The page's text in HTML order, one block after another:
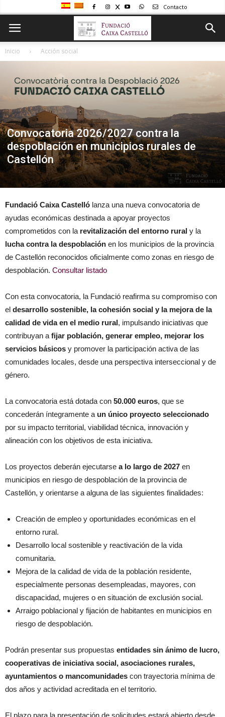
Contacto
Inicio Acción social
Convocatoria 2026/2027 contra la
despoblación en municipios rurales de
Castellón
Fundació Caixa Castelló lanza una nueva convocatoria de
ayudas económicas destinada a apoyar proyectos
comprometidos con la revitalización del entorno rural y la
lucha contra la despoblación en los municipios de la provincia
de Castellón reconocidos oficialmente como zonas en riesgo de
despoblación. Consultar listado
Con esta convocatoria, la Fundació reafirma su compromiso con
el desarrollo sostenible, la cohesión social y la mejora de la
calidad de vida en el medio rural, impulsando iniciativas que
contribuyan a fijar población, generar empleo, mejorar los
servicios básicos y promover la participación activa de las
comunidades locales, desde una perspectiva interseccional y de
género.
La convocatoria está dotada con 50.000 euros, que se
concederán íntegramente a un único proyecto seleccionado
por su impacto territorial, viabilidad técnica, innovación y
alineación con los objetivos de esta iniciativa.
Los proyectos deberán ejecutarse a lo largo de 2027 en
municipios en riesgo de despoblación de la provincia de
Castellón, y orientarse a alguna de las siguientes finalidades:
Creación de empleo y oportunidades económicas en el
entorno rural.
Desarrollo local sostenible y reactivación de la vida
comunitaria.
Mejora de la calidad de vida de la población residente,
especialmente personas desempleadas, mayores, con
discapacidad, mujeres o en situación de exclusión social.
Arraigo poblacional y fijación de habitantes en municipios en
riesgo de despoblación.
Podrán presentar sus propuestas entidades sin ánimo de lucro,
cooperativas de iniciativa social, asociaciones rurales,
ayuntamientos o mancomunidades con trayectoria mínima de
dos años y actividad acreditada en el territorio.
El plazo para la presentación de solicitudes estará abierto desde